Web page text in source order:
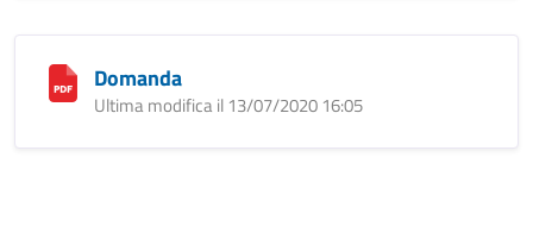
Domanda
Ultima modifica il 13/07/2020 16:05